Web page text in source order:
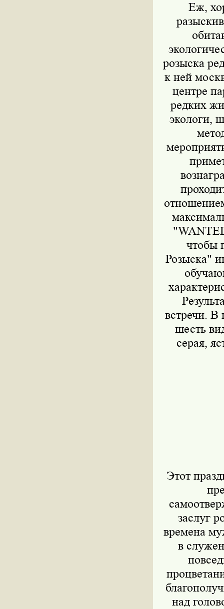
Еж,
розыска
к ней
центре
редких
экологи,
чтобы
Розыска"
встречи.
шесть
серая,
Этот
заслуг
времена
в
над